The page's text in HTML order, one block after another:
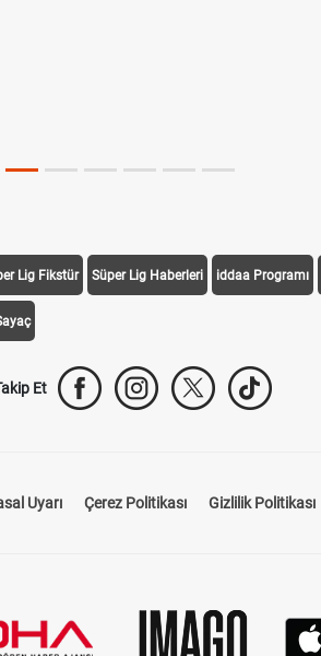
Lig Fikstür Süper Lig Haberleri iddaa Programı
Et
Uyarı Çerez Politikası Gizlilik Politikası